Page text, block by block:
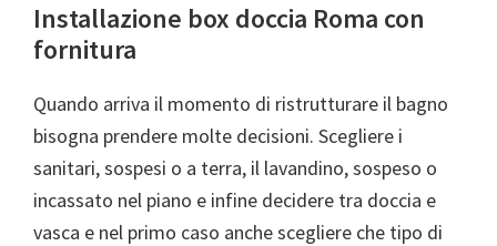
Installazione box doccia Roma con
fornitura
Quando arriva il momento di ristrutturare il bagno
bisogna prendere molte decisioni. Scegliere i
sanitari, sospesi o a terra, il lavandino, sospeso o
incassato nel piano e infine decidere tra doccia e
vasca e nel primo caso anche scegliere che tipo di